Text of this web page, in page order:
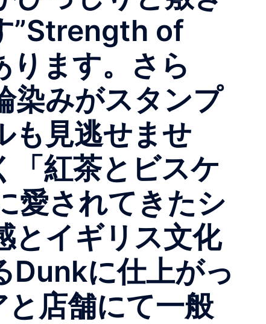
”Strength of
ます。さら
染みがスタンプ
も見逃せませ
「紅茶とビスケ
愛されてきたシ
とイギリス文化
Dunkに仕上がっ
店舗にて一般